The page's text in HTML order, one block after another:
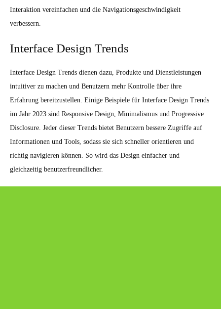
Interaktion vereinfachen und die Navigationsgeschwindigkeit
verbessern.
Interface Design Trends
Interface Design Trends dienen dazu, Produkte und Dienstleistungen
intuitiver zu machen und Benutzern mehr Kontrolle über ihre
Erfahrung bereitzustellen. Einige Beispiele für Interface Design Trends
im Jahr 2023 sind Responsive Design, Minimalismus und Progressive
Disclosure. Jeder dieser Trends bietet Benutzern bessere Zugriffe auf
Informationen und Tools, sodass sie sich schneller orientieren und
richtig navigieren können. So wird das Design einfacher und
gleichzeitig benutzerfreundlicher.